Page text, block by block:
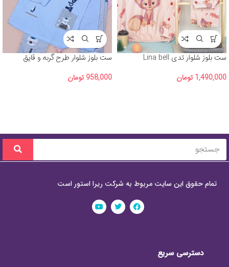
ست بلوز شلوار تدی Lina bell
1,490,000 تومان
ست بلوز شلوار طرح گربه و قایق
958,000 تومان
تمام حقوق این سایت مربوط به شرکت ریرا استور است
دسترسی سریع